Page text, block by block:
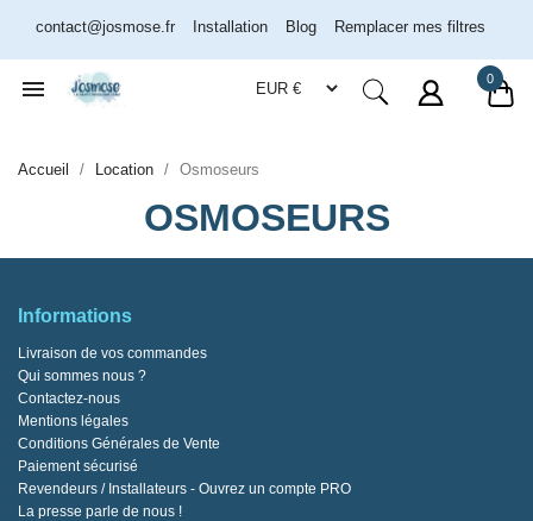
contact@josmose.fr Installation Blog Remplacer mes filtres
 0
Accueil Location Osmoseurs
OSMOSEURS
Informations
Livraison de vos commandes
Qui sommes nous ?
Contactez-nous
Mentions légales
Conditions Générales de Vente
Paiement sécurisé
Revendeurs / Installateurs - Ouvrez un compte PRO
La presse parle de nous !